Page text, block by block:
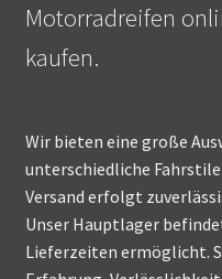
Motorradreifen
kaufen.
Wir bieten eine große
unterschiedliche
Versand erfolgt
Unser Hauptlager
Lieferzeiten ermöglicht.